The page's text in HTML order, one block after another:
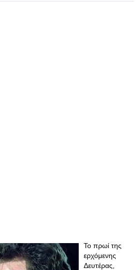
Το πρωί της
ερχόμενης
Δευτέρας,